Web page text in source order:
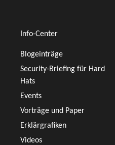
Info-Center
Blogeinträge
Security-Briefing für Hard
Hats
Events
Vorträge und Paper
Erklärgrafiken
Videos